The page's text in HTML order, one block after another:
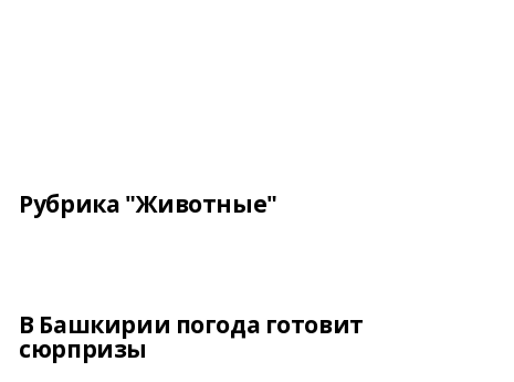
Рубрика "Животные"
В Башкирии погода готовит
сюрпризы